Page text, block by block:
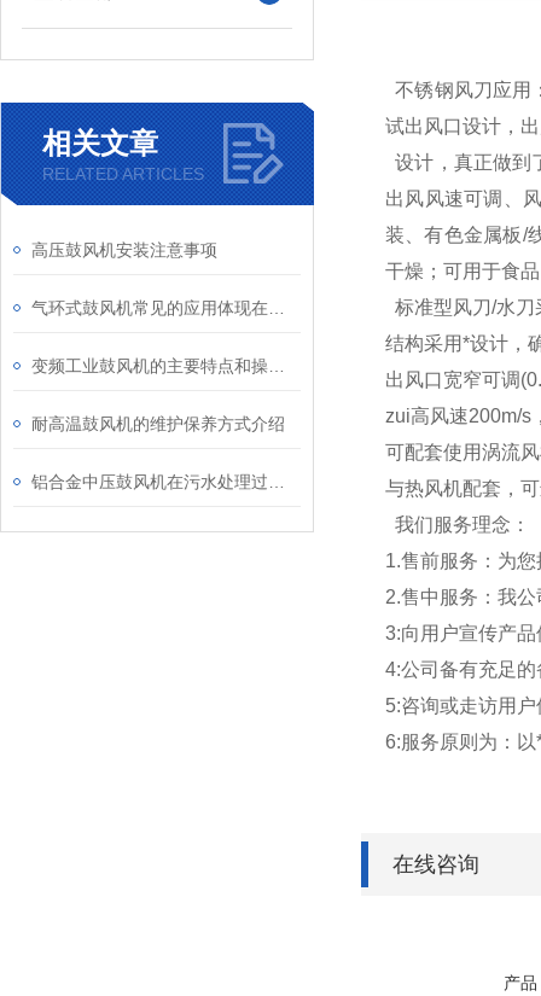
相关文章
RELATED ARTICLES
高压鼓风机安装注意事项
耐高温鼓风机的维护保养方式介绍
不锈钢风刀应用
试出风口设计，
设计，真正做到
出风风速可调、
装、有色金属板/
干燥；可用于食
标准型风刀/水
结构采用*设计，
出风口宽窄可调
zui高风速200m/s
可配套使用涡流
与热风机配套，
我们服务理念：
1.售前服务：为
2.售中服务：我
3:向用户宣传产
4:公司备有充足
5:咨询或走访用
6:服务原则为：
在线咨询
产品